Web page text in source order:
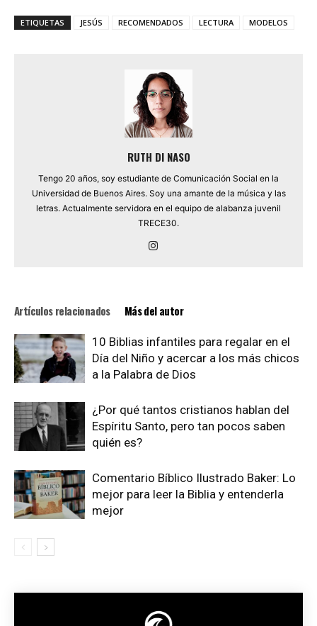
ETIQUETAS JESÚS RECOMENDADOS LECTURA MODELOS
RUTH DI NASO
Tengo 20 años, soy estudiante de Comunicación Social en la
Universidad de Buenos Aires. Soy una amante de la música y las
letras. Actualmente servidora en el equipo de alabanza juvenil
TRECE30.
Artículos relacionados Más del autor
10 Biblias infantiles para regalar en el
Día del Niño y acercar a los más chicos
a la Palabra de Dios
¿Por qué tantos cristianos hablan del
Espíritu Santo, pero tan pocos saben
quién es?
Comentario Bíblico Ilustrado Baker: Lo
mejor para leer la Biblia y entenderla
mejor